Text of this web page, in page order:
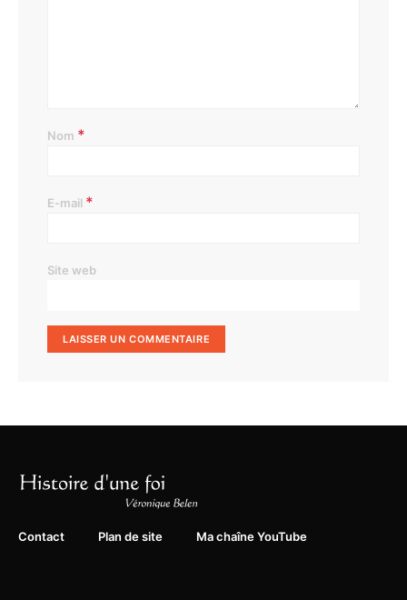
Nom *
E-mail *
Site web
Contact Plan de site Ma chaîne YouTube